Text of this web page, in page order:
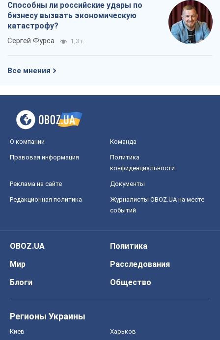
Способны ли российские удары по
бизнесу вызвать экономическую
катастрофу?
Сергей Фурса 1,3 т.
Все мнения
О компании Команда
Правовая информация
Политика
конфиденциальности
Реклама на сайте Документы
Редакционная политика
Журналисты OBOZ.UA на месте
событий
OBOZ.UA
Политика
Мир
Расследования
Блоги
Общество
Регионы Украины
Киев Харьков